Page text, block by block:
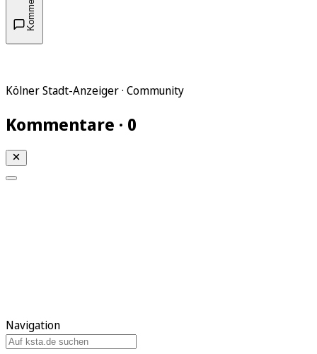
Kölner Stadt-Anzeiger · Community
Kommentare · 0
Navigation